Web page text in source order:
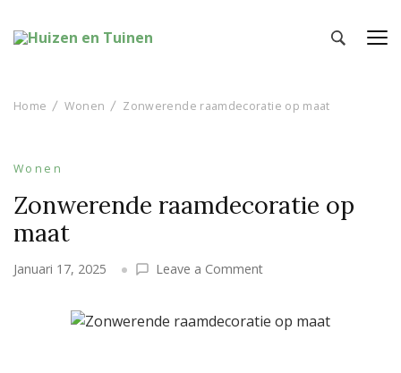
Home Wonen Zonwerende raamdecoratie op maat
Wonen
Zonwerende raamdecoratie op
maat
Januari 17, 2025 Leave a Commenton
op